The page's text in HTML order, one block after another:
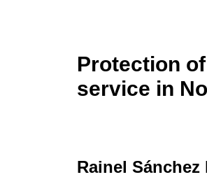
Protection
service in
Rainel Sánchez